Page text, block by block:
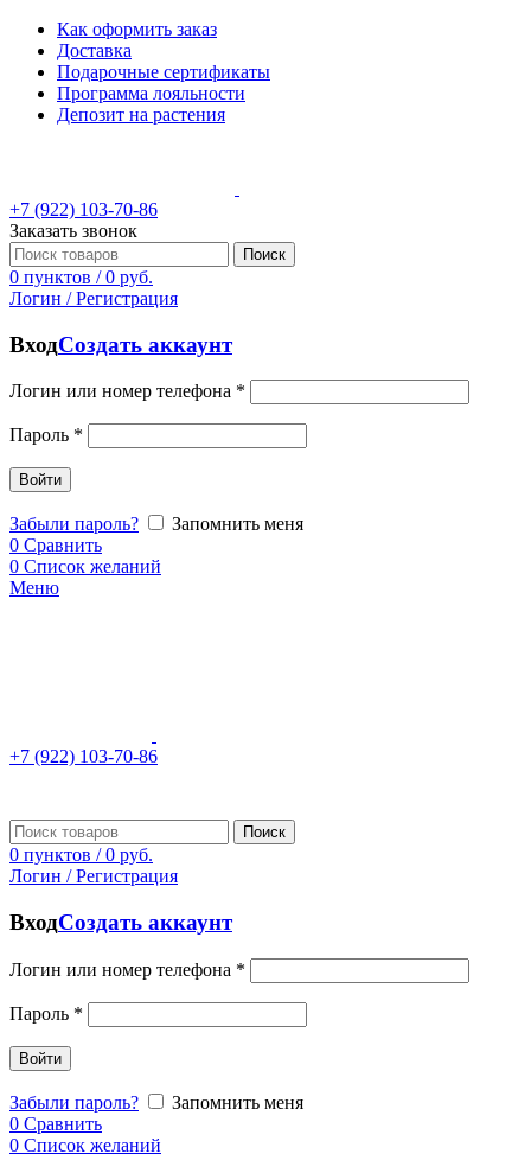
Как оформить заказ
Доставка
Подарочные сертификаты
Программа лояльности
Депозит на растения
+7 (922) 103-70-86
Заказать звонок
Поиск
0 пунктов / 0 руб.
Логин / Регистрация
ВходСоздать аккаунт
Логин или номер телефона *
Пароль *
Войти
Забыли пароль?
Запомнить меня
0 Сравнить
0 Список желаний
Меню
+7 (922) 103-70-86
Поиск
0 пунктов / 0 руб.
Логин / Регистрация
ВходСоздать аккаунт
Логин или номер телефона *
Пароль *
Войти
Забыли пароль?
Запомнить меня
0 Сравнить
0 Список желаний